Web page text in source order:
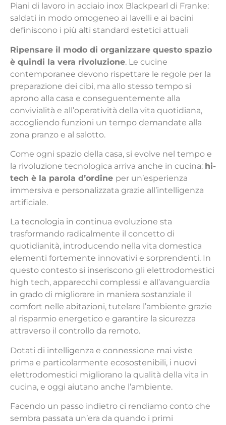
Piani di lavoro in acciaio inox Blackpearl di Franke:
saldati in modo omogeneo ai lavelli e ai bacini
definiscono i più alti standard estetici attuali
Ripensare il modo di organizzare questo spazio
è quindi la vera rivoluzione. Le cucine
contemporanee devono rispettare le regole per la
preparazione dei cibi, ma allo stesso tempo si
aprono alla casa e conseguentemente alla
convivialità e all’operatività della vita quotidiana,
accogliendo funzioni un tempo demandate alla
zona pranzo e al salotto.
Come ogni spazio della casa, si evolve nel tempo e
la rivoluzione tecnologica arriva anche in cucina: hi-
tech è la parola d’ordine per un’esperienza
immersiva e personalizzata grazie all’intelligenza
artificiale.
La tecnologia in continua evoluzione sta
trasformando radicalmente il concetto di
quotidianità, introducendo nella vita domestica
elementi fortemente innovativi e sorprendenti. In
questo contesto si inseriscono gli elettrodomestici
high tech, apparecchi complessi e all’avanguardia
in grado di migliorare in maniera sostanziale il
comfort nelle abitazioni, tutelare l’ambiente grazie
al risparmio energetico e garantire la sicurezza
attraverso il controllo da remoto.
Dotati di intelligenza e connessione mai viste
prima e particolarmente ecosostenibili, i nuovi
elettrodomestici migliorano la qualità della vita in
cucina, e oggi aiutano anche l’ambiente.
Facendo un passo indietro ci rendiamo conto che
sembra passata un’era da quando i primi